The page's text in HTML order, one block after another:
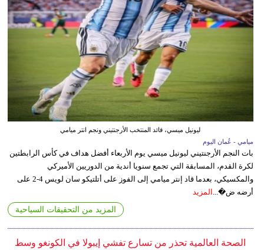
ليونيل ميسي، قائد المنتخب الأرجنتيني ونجم انتر ميامي
ميامي - عُمان اليوم
بات النجم الأرجنتيني ليونيل ميسي يوم الأربعاء أفضل هداف في كأس الرابطتين
لكرة القدم، المسابقة التي تجمع سنويا أندية من الدوريين الأميركي
والمكسيكي، بعدما قاد إنتر ميامي إلى الفوز على أتلتيكو سان لويس 4-2 على
أرضه ض�... المزيد
المزيد من التحقيقات السياحية
الصحة العالمية تحذر من تسارع تفشي إيبولا في الكونغو وسط